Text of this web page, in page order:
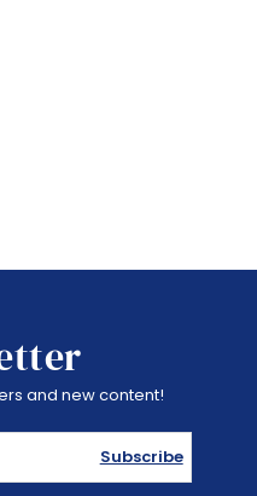
and new content!
Subscribe